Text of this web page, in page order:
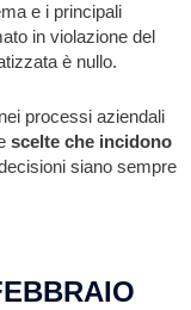
e i principali
in violazione del
è nullo.
processi aziendali
scelte che incidono
siano sempre